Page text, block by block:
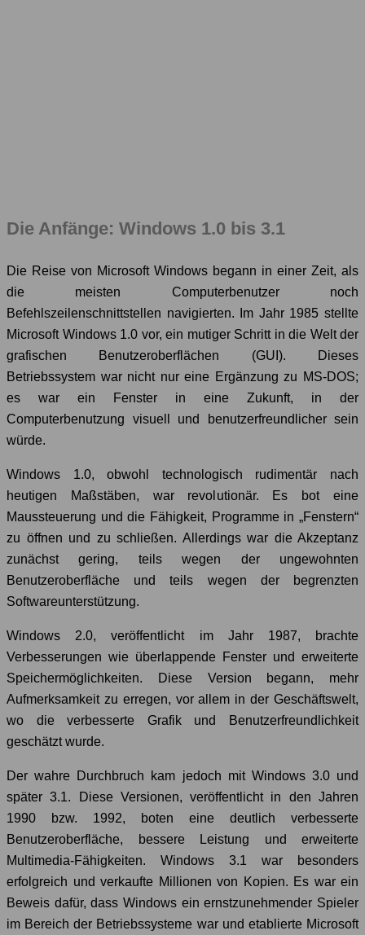
Die Anfänge: Windows 1.0 bis 3.1
Die Reise von Microsoft Windows begann in einer Zeit, als
die meisten Computerbenutzer noch
Befehlszeilenschnittstellen navigierten. Im Jahr 1985 stellte
Microsoft Windows 1.0 vor, ein mutiger Schritt in die Welt der
grafischen Benutzeroberflächen (GUI). Dieses
Betriebssystem war nicht nur eine Ergänzung zu MS-DOS;
es war ein Fenster in eine Zukunft, in der
Computerbenutzung visuell und benutzerfreundlicher sein
würde.
Windows 1.0, obwohl technologisch rudimentär nach
heutigen Maßstäben, war revolutionär. Es bot eine
Maussteuerung und die Fähigkeit, Programme in „Fenstern“
zu öffnen und zu schließen. Allerdings war die Akzeptanz
zunächst gering, teils wegen der ungewohnten
Benutzeroberfläche und teils wegen der begrenzten
Softwareunterstützung.
Windows 2.0, veröffentlicht im Jahr 1987, brachte
Verbesserungen wie überlappende Fenster und erweiterte
Speichermöglichkeiten. Diese Version begann, mehr
Aufmerksamkeit zu erregen, vor allem in der Geschäftswelt,
wo die verbesserte Grafik und Benutzerfreundlichkeit
geschätzt wurde.
Der wahre Durchbruch kam jedoch mit Windows 3.0 und
später 3.1. Diese Versionen, veröffentlicht in den Jahren
1990 bzw. 1992, boten eine deutlich verbesserte
Benutzeroberfläche, bessere Leistung und erweiterte
Multimedia-Fähigkeiten. Windows 3.1 war besonders
erfolgreich und verkaufte Millionen von Kopien. Es war ein
Beweis dafür, dass Windows ein ernstzunehmender Spieler
im Bereich der Betriebssysteme war und etablierte Microsoft